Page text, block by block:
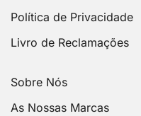
Política de Privacidade
Livro de Reclamações
Sobre Nós
As Nossas Marcas